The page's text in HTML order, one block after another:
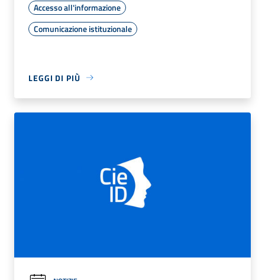
Accesso all'informazione
Comunicazione istituzionale
LEGGI DI PIÙ